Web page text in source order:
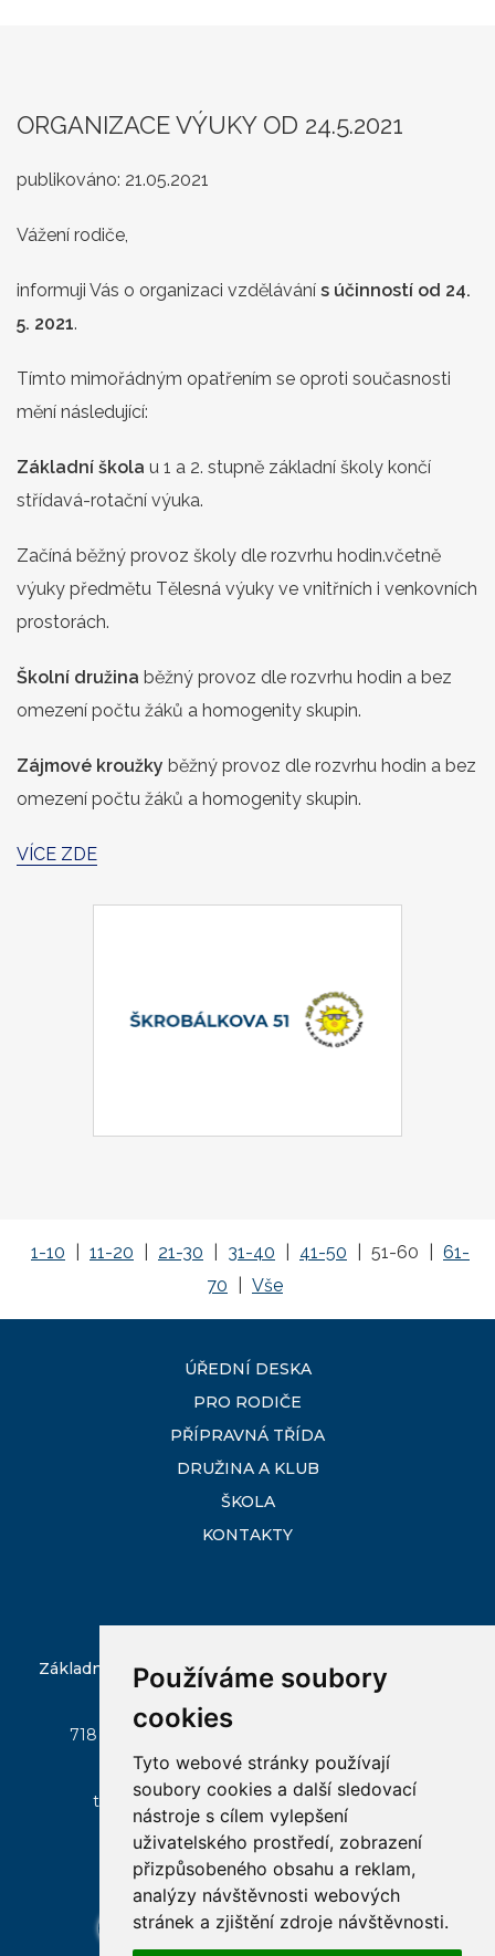
Používáme soubory
cookies
Tyto webové stránky používají
soubory cookies a další sledovací
nástroje s cílem vylepšení
uživatelského prostředí, zobrazení
přizpůsobeného obsahu a reklam,
analýzy návštěvnosti webových
stránek a zjištění zdroje návštěvnosti.
ORGANIZACE VÝUKY OD 24.5.2021
publikováno: 21.05.2021
Vážení rodiče,
informuji Vás o organizaci vzdělávání s účinností od 24.
5. 2021.
Tímto mimořádným opatřením se oproti současnosti
mění následující:
Základní škola u 1 a 2. stupně základní školy končí
střídavá-rotační výuka.
Začíná běžný provoz školy dle rozvrhu hodin.včetně
výuky předmětu Tělesná výuky ve vnitřních i venkovních
prostorách.
Školní družina běžný provoz dle rozvrhu hodin a bez
omezení počtu žáků a homogenity skupin.
Zájmové kroužky běžný provoz dle rozvrhu hodin a bez
omezení počtu žáků a homogenity skupin.
VÍCE ZDE
1-10 11-20 21-30 31-40 41-50 51-60
61-
70
Vše
ÚŘEDNÍ DESKA
PRO RODIČE
PŘÍPRAVNÁ TŘÍDA
DRUŽINA A KLUB
ŠKOLA
KONTAKTY
Základní škola Ostrava-Slezská Ostrava, Škrobálkova
718 00 Ostrava - Kunčičky, Škrobálkova 51/300
zs-skrobalkova@seznam.cz
tel:
596 237 045, mobil:+420 602 522 146
email bakalar
online
ke
facebook